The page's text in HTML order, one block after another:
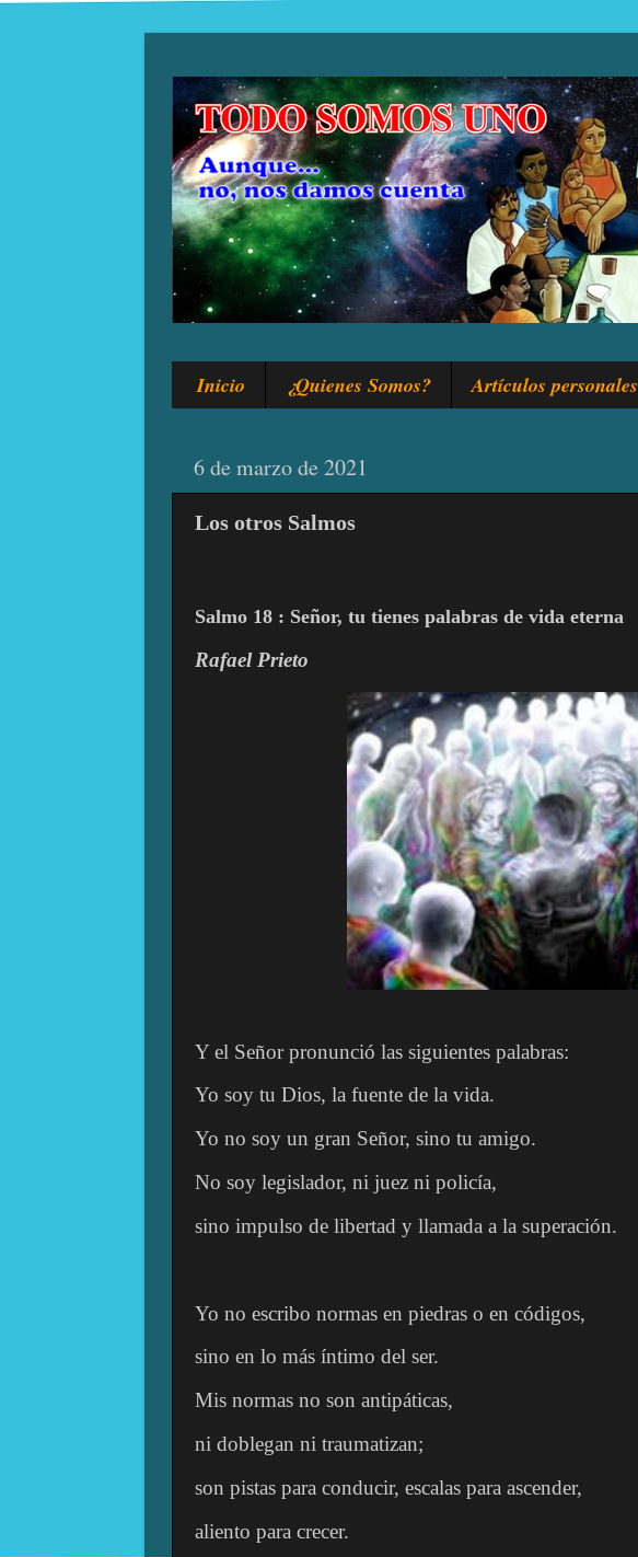
Inicio ¿Quienes Somos? Artículos personales
6 de marzo de 2021
Los otros Salmos
Salmo 18 : Señor, tu tienes palabras de vida eterna
Rafael Prieto
Y el Señor pronunció las siguientes palabras:
Yo soy tu Dios, la fuente de la vida.
Yo no soy un gran Señor, sino tu amigo.
No soy legislador, ni juez ni policía,
sino impulso de libertad y llamada a la superación.
Yo no escribo normas en piedras o en códigos,
sino en lo más íntimo del ser.
Mis normas no son antipáticas,
ni doblegan ni traumatizan;
son pistas para conducir, escalas para ascender,
aliento para crecer.